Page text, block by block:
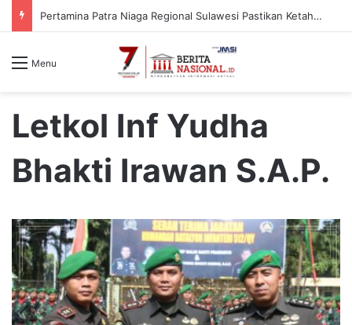
Pertamina Patra Niaga Regional Sulawesi Pastikan Ketahanan Stok BBM dan LPG 3 Kg di Bone
Menu
Letkol Inf Yudha
Bhakti Irawan S.A.P.